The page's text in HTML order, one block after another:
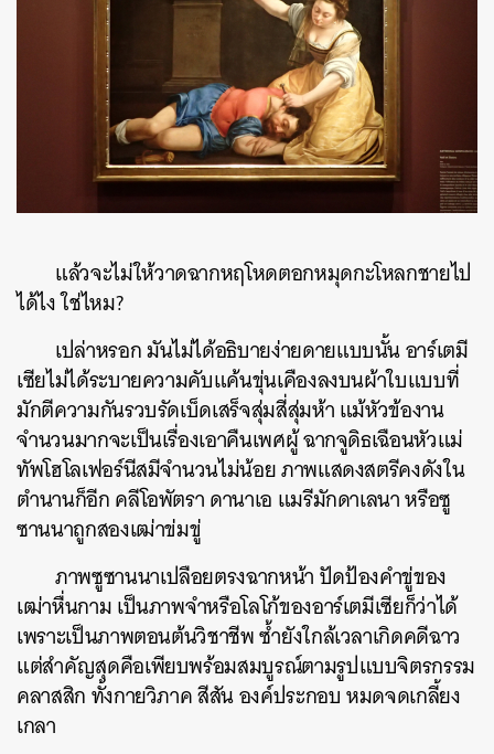
แล้วจะไม่ให้วาดฉากหฤโหดตอกหมุดกะโหลกชายไป
ได้ไง ใช่ไหม?
เปล่าหรอก มันไม่ได้อธิบายง่ายดายแบบนั้น อาร์เตมี
เซียไม่ได้ระบายความคับแค้นขุ่นเคืองลงบนผ้าใบแบบที่
มักตีความกันรวบรัดเบ็ดเสร็จสุ่มสี่สุ่มห้า แม้หัวข้องาน
จำนวนมากจะเป็นเรื่องเอาคืนเพศผู้ ฉากจูดิธเฉือนหัวแม่
ทัพโฮโลเฟอร์นีสมีจำนวนไม่น้อย ภาพแสดงสตรีคงดังใน
ตำนานก็อีก คลีโอพัตรา ดานาเอ แมรีมักดาเลนา หรือซู
ซานนาถูกสองเฒ่าข่มขู่
ภาพซูซานนาเปลือยตรงฉากหน้า ปัดป้องคำขู่ของ
เฒ่าหื่นกาม เป็นภาพจำหรือโลโก้ของอาร์เตมีเซียก็ว่าได้
เพราะเป็นภาพตอนต้นวิชาชีพ ซ้ำยังใกล้เวลาเกิดคดีฉาว
แต่สำคัญสุดคือเพียบพร้อมสมบูรณ์ตามรูปแบบจิตรกรรม
คลาสสิก ทั้งกายวิภาค สีสัน องค์ประกอบ หมดจดเกลี้ยง
เกลา